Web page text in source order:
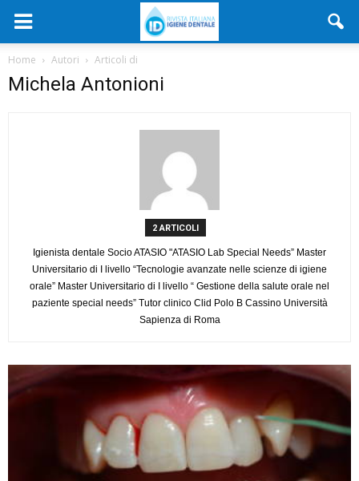
Home Autori Articoli di
Michela Antonioni
2 ARTICOLI
Igienista dentale Socio ATASIO "ATASIO Lab Special Needs” Master
Universitario di I livello “Tecnologie avanzate nelle scienze di igiene
orale” Master Universitario di I livello “ Gestione della salute orale nel
paziente special needs” Tutor clinico Clid Polo B Cassino Università
Sapienza di Roma